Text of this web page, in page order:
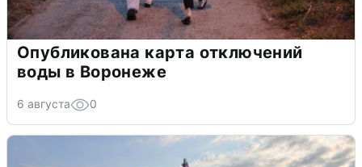
Опубликована карта отключений
воды в Воронеже
6 августа 0